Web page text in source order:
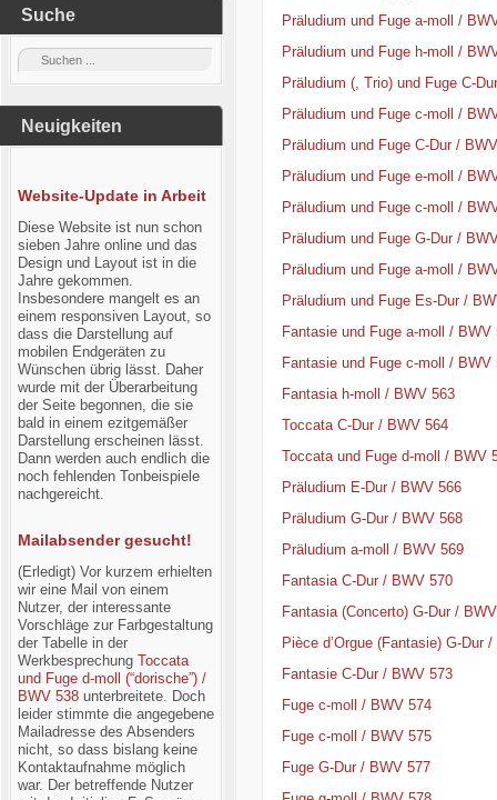
Suche
Neuigkeiten
Website-Update in Arbeit
Diese Website ist nun schon
sieben Jahre online und das
Design und Layout ist in die
Jahre gekommen.
Insbesondere mangelt es an
einem responsiven Layout, so
dass die Darstellung auf
mobilen Endgeräten zu
Wünschen übrig lässt. Daher
wurde mit der Überarbeitung
der Seite begonnen, die sie
bald in einem ezitgemäßer
Darstellung erscheinen lässt.
Dann werden auch endlich die
noch fehlenden Tonbeispiele
nachgereicht.
Mailabsender gesucht!
(Erledigt) Vor kurzem erhielten
wir eine Mail von einem
Nutzer, der interessante
Vorschläge zur Farbgestaltung
der Tabelle in der
Werkbesprechung Toccata
und Fuge d-moll (“dorische”) /
BWV 538unterbreitete. Doch
leider stimmte die angegebene
Mailadresse des Absenders
nicht, so dass bislang keine
Kontaktaufnahme möglich
war. Der betreffende Nutzer
Präludium und Fuge a-moll /
Präludium und Fuge h-moll /
Präludium (, Trio) und Fuge C-
Präludium und Fuge c-moll /
Präludium und Fuge C-Dur /
Präludium und Fuge e-moll /
Präludium und Fuge c-moll /
Präludium und Fuge G-Dur /
Präludium und Fuge a-moll /
Präludium und Fuge Es-Dur /
Fantasie und Fuge a-moll / BWV
Fantasie und Fuge c-moll / BWV
Fantasia h-moll / BWV 563
Toccata C-Dur / BWV 564
Toccata und Fuge d-moll / BWV
Präludium E-Dur / BWV 566
Präludium G-Dur / BWV 568
Präludium a-moll / BWV 569
Fantasia C-Dur / BWV 570
Fantasia (Concerto) G-Dur /
Pièce d’Orgue (Fantasie) G-Dur
Fantasie C-Dur / BWV 573
Fuge c-moll / BWV 574
Fuge c-moll / BWV 575
Fuge G-Dur / BWV 577